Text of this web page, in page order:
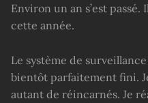
Environ un an s’est
cette année.
Le système de
bientôt parfaitement fini.
autant de réincarnés. Je